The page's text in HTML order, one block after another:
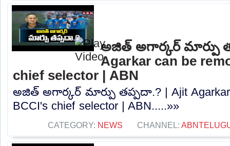
అజిత్‌ అగార్కర్‌ మార్పు
Agarkar can be
chief selector | ABN
అజిత్‌ అగార్కర్‌ మార్పు తప్పదా.? | Ajit Agarkar
BCCI's chief selector | ABN.....»»
CATEGORY: NEWS CHANNEL: